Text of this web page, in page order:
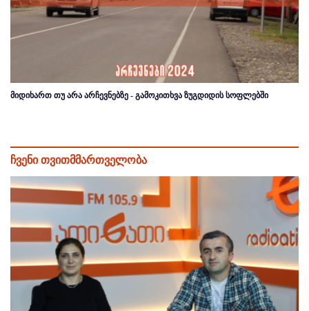
მიდიხართ თუ არა არჩევნებზე - გამოკითხვა ზუგდიდის სოფლებში
ჩვენი თვითმმართველობა